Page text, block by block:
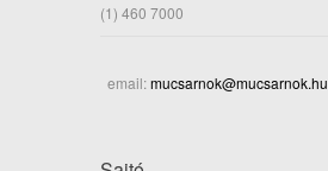
(1) 460 7000
email:mucsarnok@mucsarnok.hu